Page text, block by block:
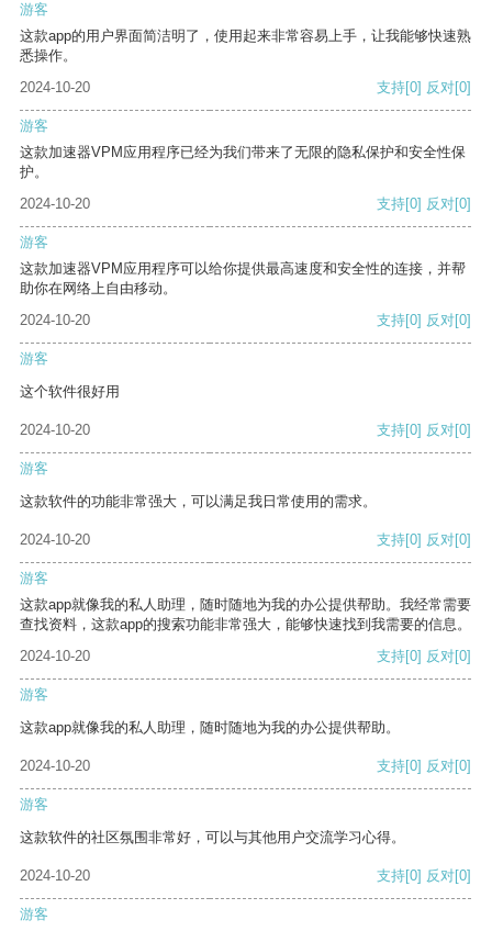
游客
这款app的用户界面简洁明了，使用起来非常容易上手，让我能够快速熟
悉操作。
2024-10-20
支持[0] 反对[0]
游客
这款加速器VPM应用程序已经为我们带来了无限的隐私保护和安全性保
护。
2024-10-20
支持[0] 反对[0]
游客
这款加速器VPM应用程序可以给你提供最高速度和安全性的连接，并帮
助你在网络上自由移动。
2024-10-20
支持[0] 反对[0]
游客
这个软件很好用
2024-10-20 支持[0] 反对[0]
游客
这款软件的功能非常强大，可以满足我日常使用的需求。
2024-10-20 支持[0] 反对[0]
游客
这款app就像我的私人助理，随时随地为我的办公提供帮助。我经常需要
查找资料，这款app的搜索功能非常强大，能够快速找到我需要的信息。
2024-10-20
支持[0] 反对[0]
游客
这款app就像我的私人助理，随时随地为我的办公提供帮助。
2024-10-20 支持[0] 反对[0]
游客
这款软件的社区氛围非常好，可以与其他用户交流学习心得。
2024-10-20 支持[0] 反对[0]
游客